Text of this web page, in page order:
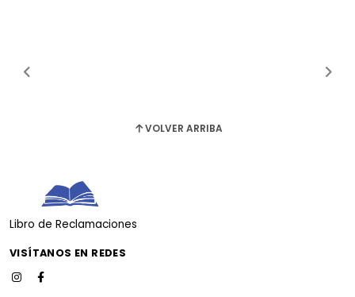
VOLVER ARRIBA
Libro de Reclamaciones
VISÍTANOS EN REDES